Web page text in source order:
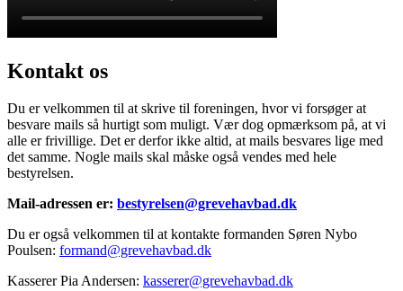
Kontakt os
Du er velkommen til at skrive til foreningen, hvor vi forsøger at
besvare mails så hurtigt som muligt. Vær dog opmærksom på, at vi
alle er frivillige. Det er derfor ikke altid, at mails besvares lige med
det samme. Nogle mails skal måske også vendes med hele
bestyrelsen.
Mail-adressen er: bestyrelsen@grevehavbad.dk
Du er også velkommen til at kontakte formanden Søren Nybo
Poulsen: formand@grevehavbad.dk
Kasserer Pia Andersen: kasserer@grevehavbad.dk